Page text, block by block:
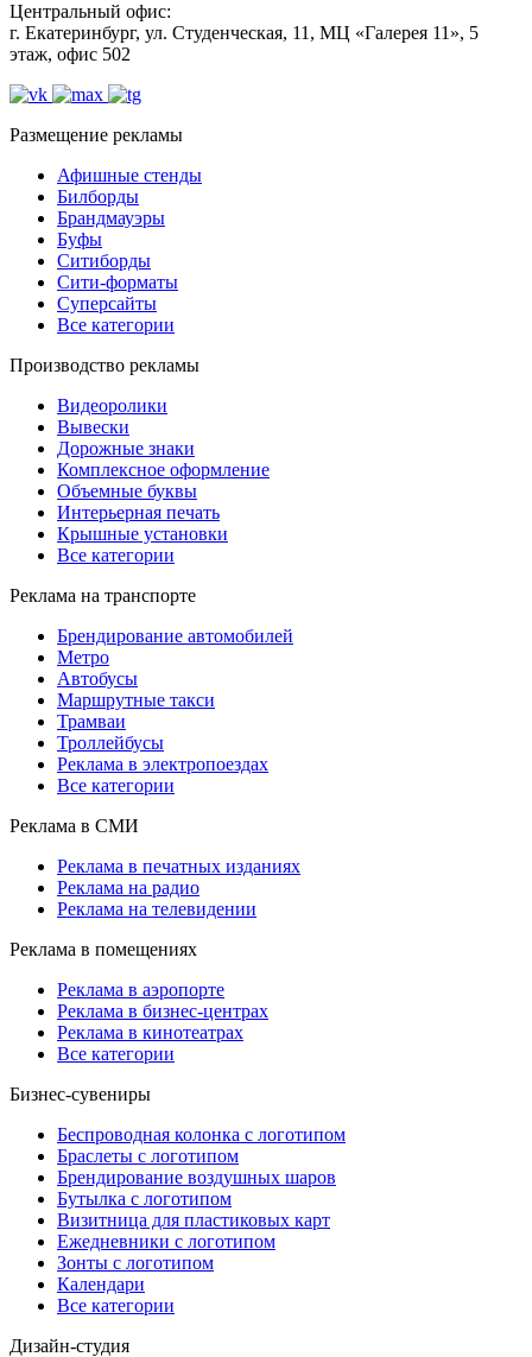
Центральный офис:
г. Екатеринбург, ул. Студенческая, 11, МЦ «Галерея 11», 5
этаж, офис 502
Размещение рекламы
Афишные стенды
Билборды
Брандмауэры
Буфы
Ситиборды
Сити-форматы
Суперсайты
Все категории
Производство рекламы
Видеоролики
Вывески
Дорожные знаки
Комплексное оформление
Объемные буквы
Интерьерная печать
Крышные установки
Все категории
Реклама на транспорте
Брендирование автомобилей
Метро
Автобусы
Маршрутные такси
Трамваи
Троллейбусы
Реклама в электропоездах
Все категории
Реклама в СМИ
Реклама в печатных изданиях
Реклама на радио
Реклама на телевидении
Реклама в помещениях
Реклама в аэропорте
Реклама в бизнес-центрах
Реклама в кинотеатрах
Все категории
Бизнес-сувениры
Беспроводная колонка с логотипом
Браслеты с логотипом
Брендирование воздушных шаров
Бутылка с логотипом
Визитница для пластиковых карт
Ежедневники с логотипом
Зонты с логотипом
Календари
Все категории
Дизайн-студия